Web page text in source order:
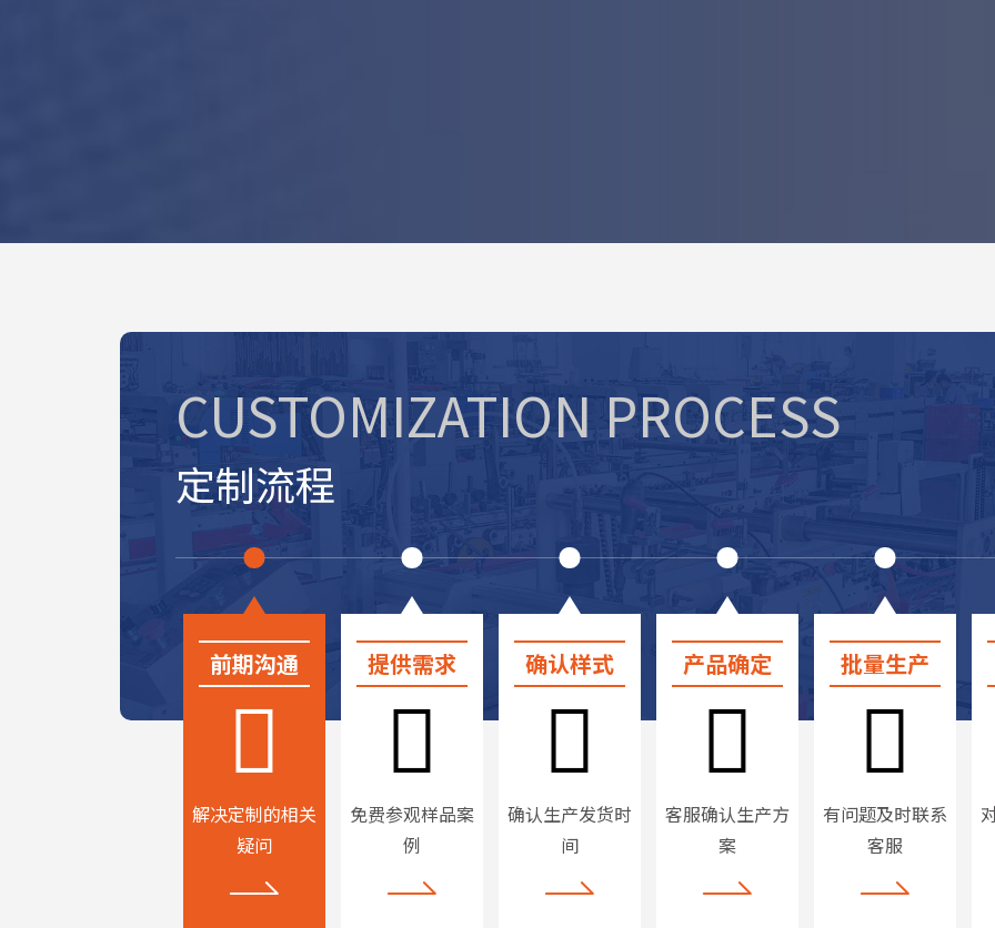
CUSTOMIZATION PROCESS
定制流程
前期沟通
解决定制的相关
疑问
提供需求
免费参观样品案
例
确认样式
确认生产发货时
间
产品确定
客服确认生产方
案
批量生产
有问题及时联系
客服